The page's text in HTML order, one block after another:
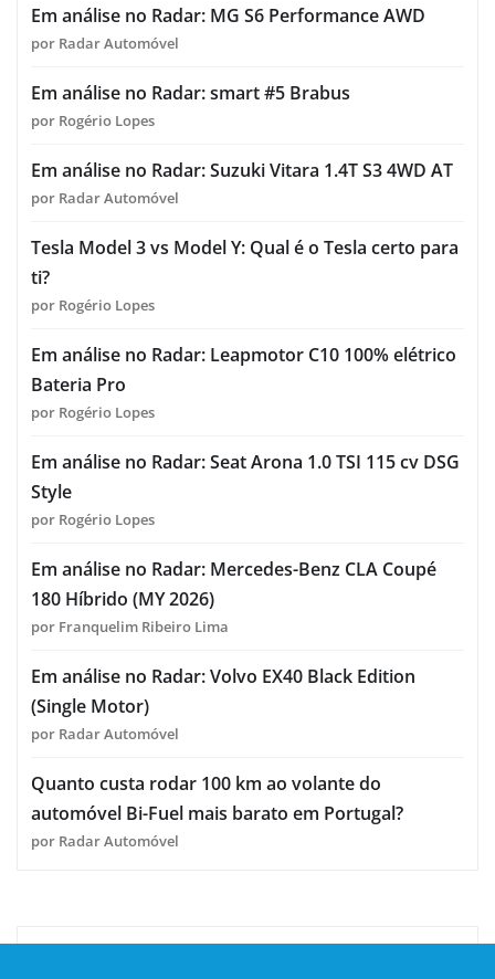
Em análise no Radar: MG S6 Performance AWD
por Radar Automóvel
Em análise no Radar: smart #5 Brabus
por Rogério Lopes
Em análise no Radar: Suzuki Vitara 1.4T S3 4WD AT
por Radar Automóvel
Tesla Model 3 vs Model Y: Qual é o Tesla certo para
ti?
por Rogério Lopes
Em análise no Radar: Leapmotor C10 100% elétrico
Bateria Pro
por Rogério Lopes
Em análise no Radar: Seat Arona 1.0 TSI 115 cv DSG
Style
por Rogério Lopes
Em análise no Radar: Mercedes-Benz CLA Coupé
180 Híbrido (MY 2026)
por Franquelim Ribeiro Lima
Em análise no Radar: Volvo EX40 Black Edition
(Single Motor)
por Radar Automóvel
Quanto custa rodar 100 km ao volante do
automóvel Bi-Fuel mais barato em Portugal?
por Radar Automóvel